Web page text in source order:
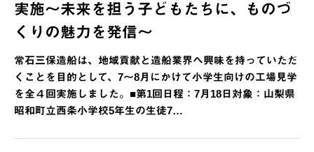
実施～未来を担う子どもたちに、ものづ
くりの魅力を発信～
常石三保造船は、地域貢献と造船業界へ興味を持っていただ
くことを目的として、7～8月にかけて小学生向けの工場見学
を全４回実施しました。■第1回日程：7月18日対象：山梨県
昭和町立西条小学校5年生の生徒7…